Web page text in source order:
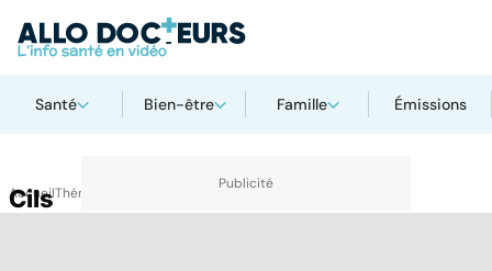
Santé Bien-être Famille Émissions
AccueilThématiques
Cils